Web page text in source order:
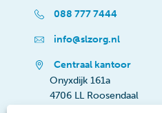
088 777 7444
info@slzorg.nl
Centraal kantoor
Onyxdijk 161a
4706 LL Roosendaal